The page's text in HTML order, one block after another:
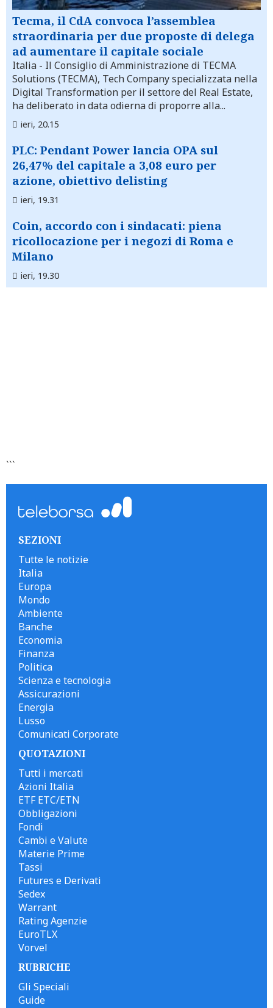
Tecma, il CdA convoca l’assemblea
straordinaria per due proposte di delega
ad aumentare il capitale sociale
Italia - Il Consiglio di Amministrazione di TECMA
Solutions (TECMA), Tech Company specializzata nella
Digital Transformation per il settore del Real Estate,
ha deliberato in data odierna di proporre alla...
ieri, 20.15
PLC: Pendant Power lancia OPA sul
26,47% del capitale a 3,08 euro per
azione, obiettivo delisting
ieri, 19.31
Coin, accordo con i sindacati: piena
ricollocazione per i negozi di Roma e
Milano
ieri, 19.30
```
SEZIONI
Tutte le notizie
Italia
Europa
Mondo
Ambiente
Banche
Economia
Finanza
Politica
Scienza e tecnologia
Assicurazioni
Energia
Lusso
Comunicati Corporate
QUOTAZIONI
Tutti i mercati
Azioni Italia
ETF ETC/ETN
Obbligazioni
Fondi
Cambi e Valute
Materie Prime
Tassi
Futures e Derivati
Sedex
Warrant
Rating Agenzie
EuroTLX
Vorvel
RUBRICHE
Gli Speciali
Guide